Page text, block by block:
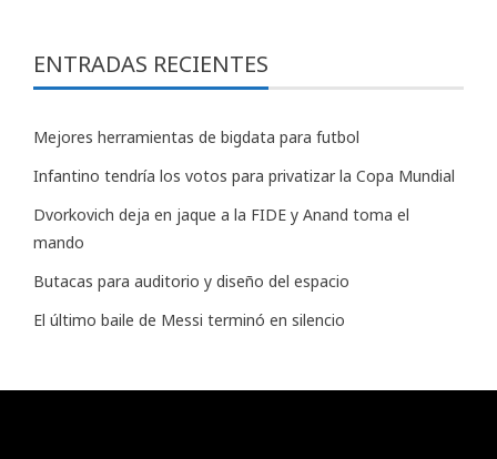
ENTRADAS RECIENTES
Mejores herramientas de bigdata para futbol
Infantino tendría los votos para privatizar la Copa Mundial
Dvorkovich deja en jaque a la FIDE y Anand toma el
mando
Butacas para auditorio y diseño del espacio
El último baile de Messi terminó en silencio